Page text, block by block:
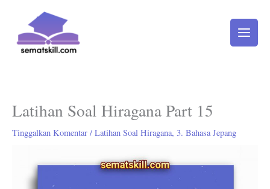
konten
Latihan Soal Hiragana Part 15
Tinggalkan Komentar / Latihan Soal Hiragana, 3. Bahasa Jepang